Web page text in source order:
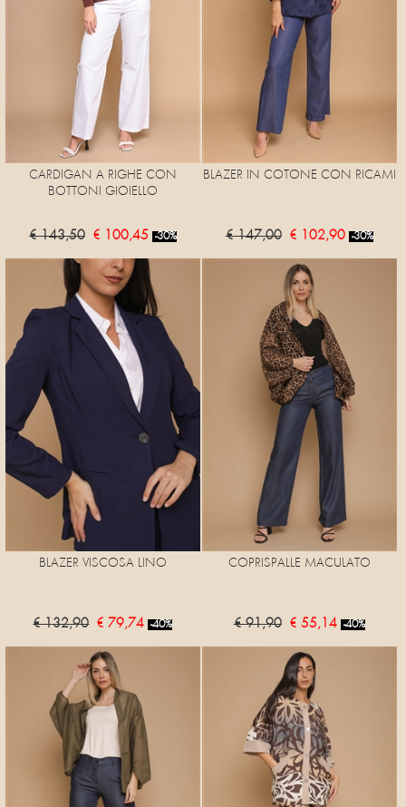
CARDIGAN A RIGHE CON
BOTTONI GIOIELLO
€ 143,50 € 100,45 -30%
BLAZER IN COTONE CON RICAMI
€ 147,00 € 102,90 -30%
BLAZER VISCOSA LINO
€ 132,90 € 79,74 -40%
COPRISPALLE MACULATO
€ 91,90 € 55,14 -40%